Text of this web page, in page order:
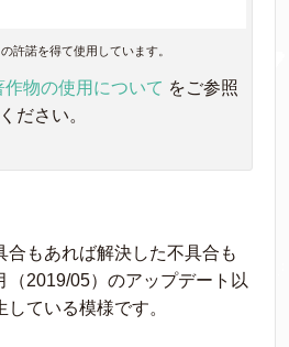
許諾を得て使用しています。
物の使用について をご参照
ください。
合もあれば解決した不具合も
（2019/05）のアップデート以
ている模様です。